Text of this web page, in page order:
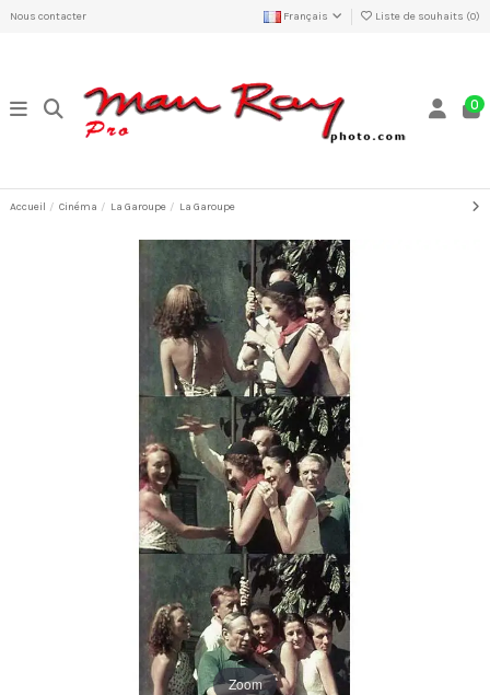
Nous contacter Français Liste de souhaits (0)
0
Accueil Cinéma La Garoupe La Garoupe
Zoom